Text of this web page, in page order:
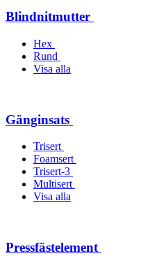
Blindnitmutter
Hex
Rund
Visa alla
Gänginsats
Trisert
Foamsert
Trisert-3
Multisert
Visa alla
Pressfästelement